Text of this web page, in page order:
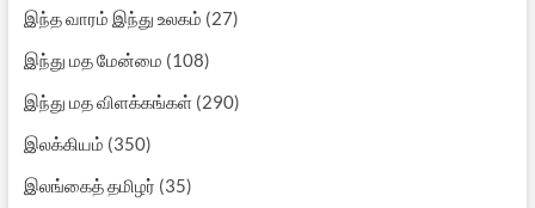
இந்த வாரம் இந்து உலகம் (27)
இந்து மத மேன்மை (108)
இந்து மத விளக்கங்கள்(290)
இலக்கியம் (350)
இலங்கைத் தமிழர் (35)